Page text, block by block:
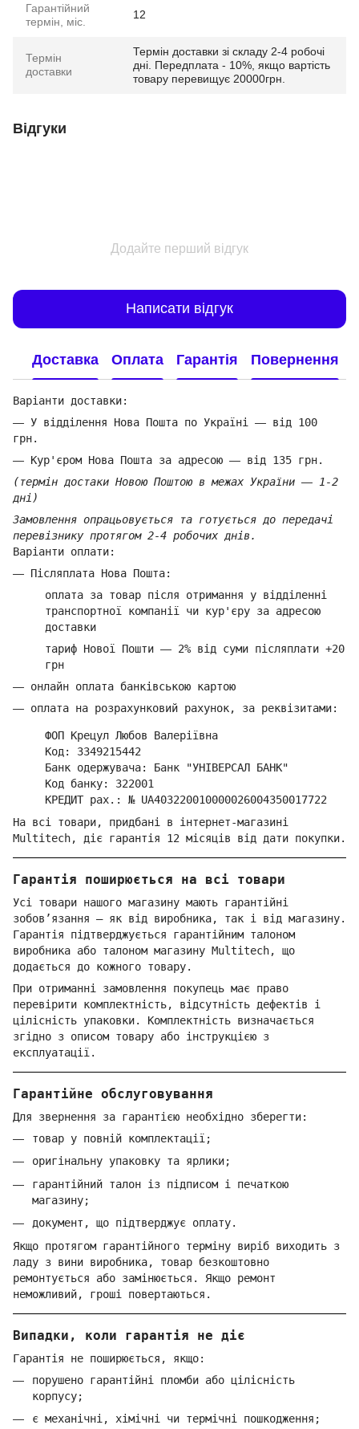
Гарантійний
термін, міс.
12
Термін
доставки
Термін доставки зі складу 2-4 робочі
дні. Передплата - 10%, якщо вартість
товару перевищує 20000грн.
Відгуки
Додайте перший відгук
Написати відгук
Доставка Оплата Гарантія Повернення
Варіанти доставки:
— У відділення Нова Пошта по Україні — від 100
грн.
— Кур'єром Нова Пошта за адресою — від 135 грн.
(термін достаки Новою Поштою в межах України — 1-2
дні)
Замовлення опрацьовується та готується до передачі
перевізнику протягом 2-4 робочих днів.
Варіанти оплати:
— Післяплата Нова Пошта:
оплата за товар після отримання у відділенні
транспортної компанії чи кур'єру за адресою
доставки
тариф Нової Пошти — 2% від суми післяплати +20
грн
— онлайн оплата банківською картою
— оплата на розрахунковий рахунок, за реквізитами:
ФОП Крецул Любов Валеріївна
Код: 3349215442
Банк одержувача: Банк "УНІВЕРСАЛ БАНК"
Код банку: 322001
КРЕДИТ рах.: № UA403220010000026004350017722
На всі товари, придбані в інтернет-магазині
Multitech, діє гарантія 12 місяців від дати покупки.
Гарантія поширюється на всі товари
Усі товари нашого магазину мають гарантійні
зобов’язання — як від виробника, так і від магазину.
Гарантія підтверджується гарантійним талоном
виробника або талоном магазину Multitech, що
додається до кожного товару.
При отриманні замовлення покупець має право
перевірити комплектність, відсутність дефектів і
цілісність упаковки. Комплектність визначається
згідно з описом товару або інструкцією з
експлуатації.
Гарантійне обслуговування
Для звернення за гарантією необхідно зберегти:
товар у повній комплектації;
оригінальну упаковку та ярлики;
гарантійний талон із підписом і печаткою
магазину;
документ, що підтверджує оплату.
Якщо протягом гарантійного терміну виріб виходить з
ладу з вини виробника, товар безкоштовно
ремонтується або замінюється. Якщо ремонт
неможливий, гроші повертаються.
Випадки, коли гарантія не діє
Гарантія не поширюється, якщо:
порушено гарантійні пломби або цілісність
корпусу;
є механічні, хімічні чи термічні пошкодження;